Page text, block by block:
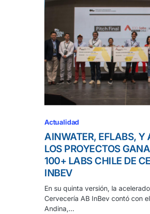
Actualidad
AINWATER, EFLABS, Y
LOS PROYECTOS
100+ LABS CHILE DE
INBEV
En su quinta versión, la
Cervecería AB InBev contó con
Andina,…